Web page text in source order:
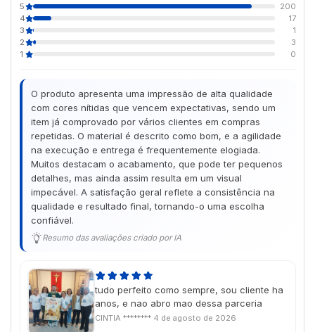
5
200
4
17
3
1
2
3
1
0
O produto apresenta uma impressão de alta qualidade
com cores nítidas que vencem expectativas, sendo um
item já comprovado por vários clientes em compras
repetidas. O material é descrito como bom, e a agilidade
na execução e entrega é frequentemente elogiada.
Muitos destacam o acabamento, que pode ter pequenos
detalhes, mas ainda assim resulta em um visual
impecável. A satisfação geral reflete a consistência na
qualidade e resultado final, tornando-o uma escolha
confiável.
Resumo das avaliações criado por IA
tudo perfeito como sempre, sou cliente ha
anos, e nao abro mao dessa parceria
CINTIA ******** 4 de agosto de 2026